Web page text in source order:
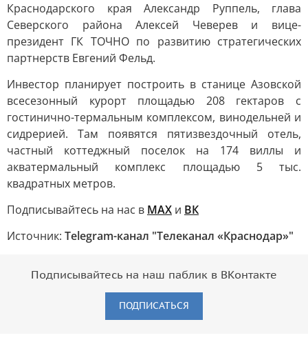
Краснодарского края Александр Руппель, глава
Северского района Алексей Чеверев и вице-
президент ГК ТОЧНО по развитию стратегических
партнерств Евгений Фельд.
Инвестор планирует построить в станице Азовской
всесезонный курорт площадью 208 гектаров с
гостинично-термальным комплексом, винодельней и
сидрерией. Там появятся пятизвездочный отель,
частный коттеджный поселок на 174 виллы и
акватермальный комплекс площадью 5 тыс.
квадратных метров.
Подписывайтесь на нас в MAX и ВК
Источник: Telegram-канал "Телеканал «Краснодар»"
Подписывайтесь на наш паблик в ВКонтакте
ПОДПИСАТЬСЯ